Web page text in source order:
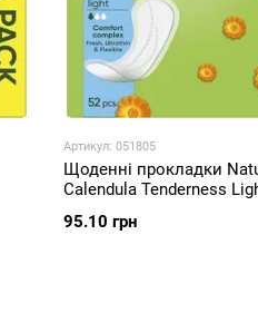
Цей бренд обирають за
Артикул: 051805
Щоденні прокладки
Calendula Tenderness
95.10 грн